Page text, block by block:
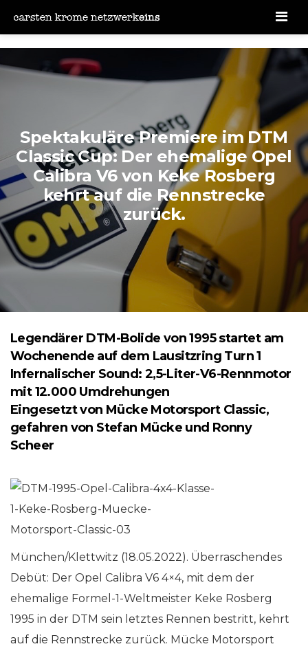
Spektakuläre Premiere im DTM
Classic Cup: Der ehemalige Opel
Calibra V6 von Keke Rosberg
kehrt auf die Rennstrecke
zurück.
Legendärer DTM-Bolide von 1995 startet am
Wochenende auf dem Lausitzring Turn 1
Infernalischer Sound: 2,5-Liter-V6-Rennmotor
mit 12.000 Umdrehungen
Eingesetzt von Mücke Motorsport Classic,
gefahren von Stefan Mücke und Ronny
Scheer
München/Klettwitz (18.05.2022). Überraschendes
Debüt: Der Opel Calibra V6 4×4, mit dem der
ehemalige Formel-1-Weltmeister Keke Rosberg
1995 in der DTM sein letztes Rennen bestritt, kehrt
auf die Rennstrecke zurück. Mücke Motorsport